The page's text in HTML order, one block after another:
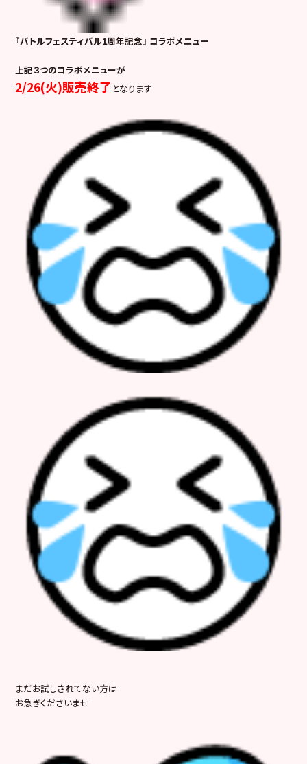
『バトルフェスティバル1周年記念』 コラボメニュー
上記３つのコラボメニューが
2/26(火)販売終了 となります
まだお試しされてない方は
お急ぎくださいませ